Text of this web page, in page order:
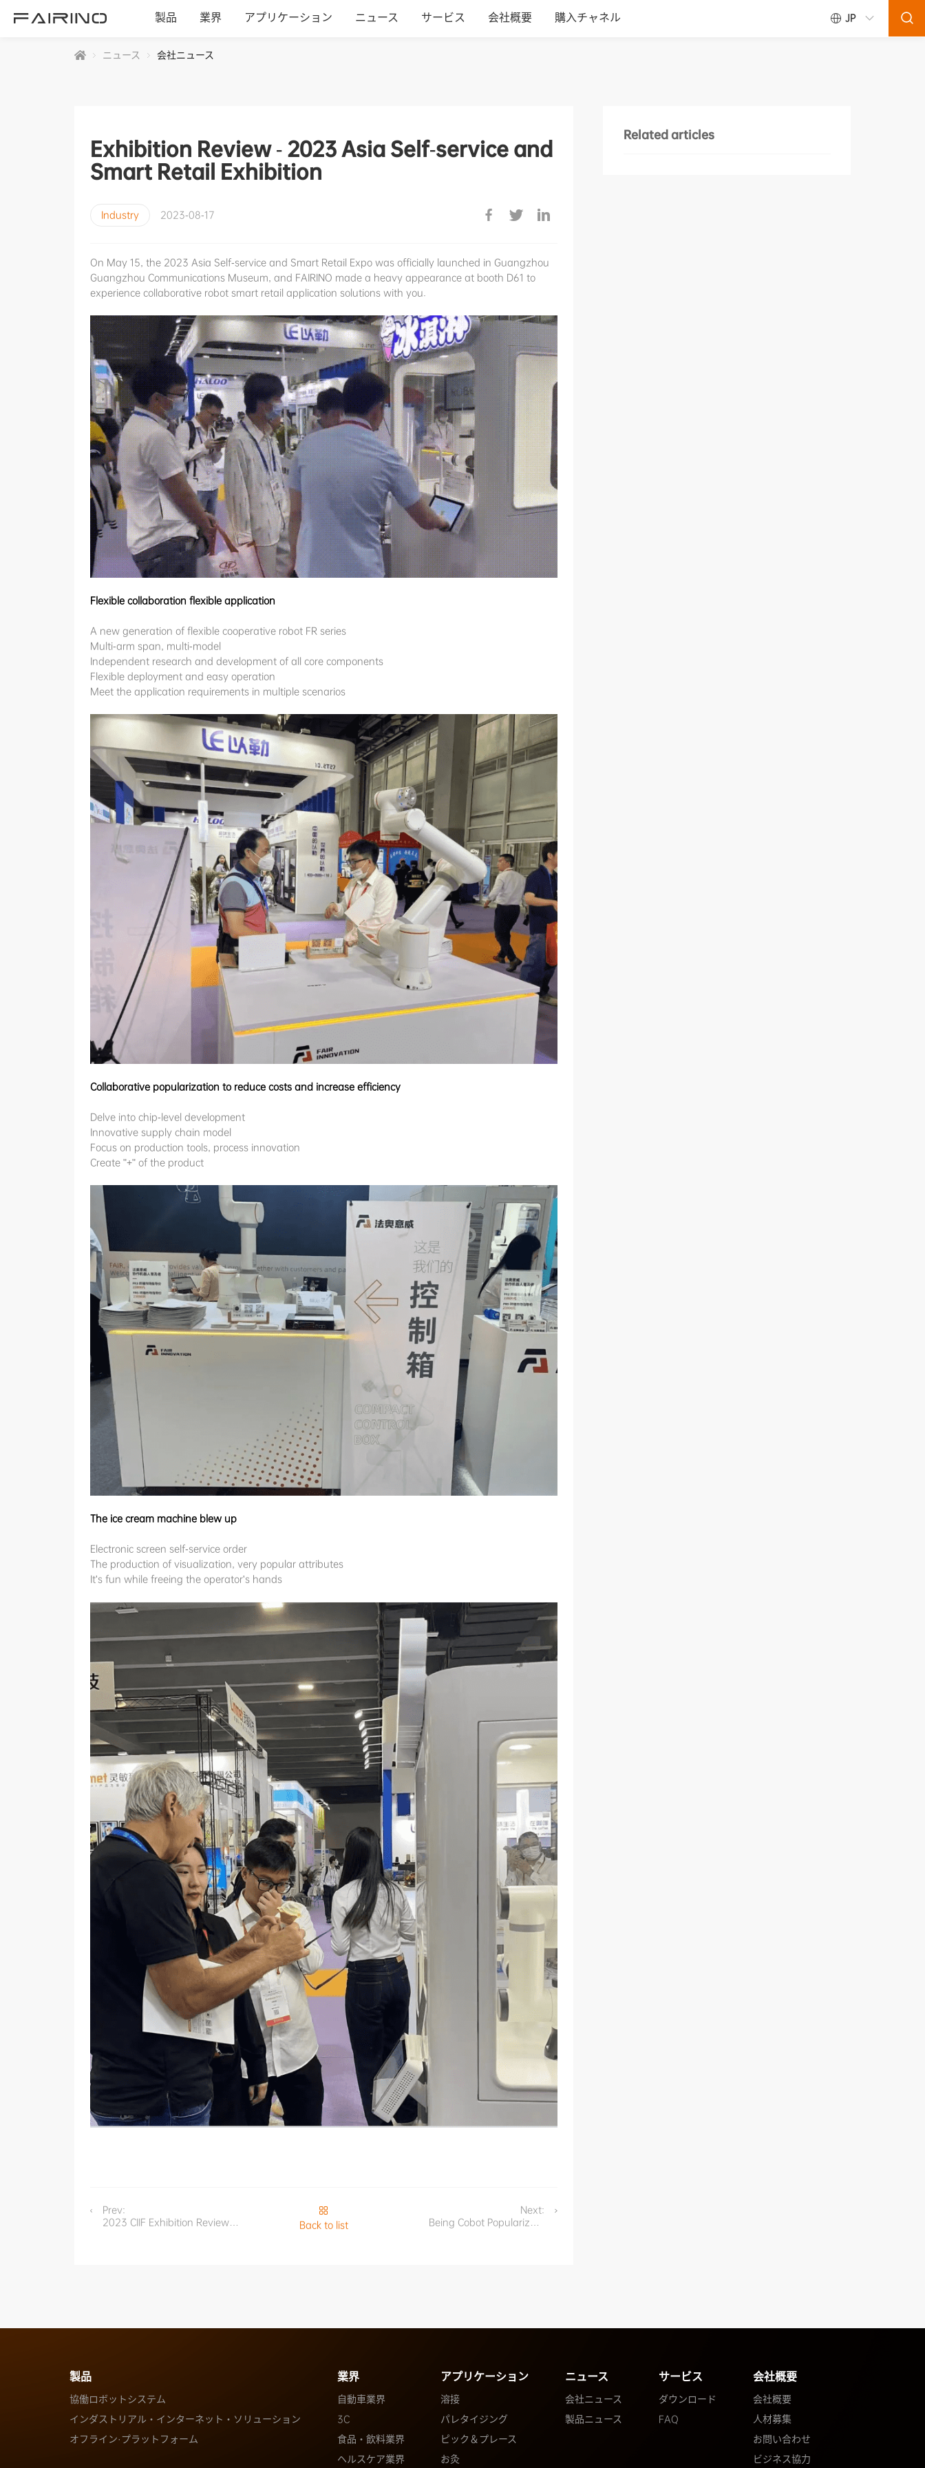
製品 業界 アプリケーション ニュース サービス 会社概要 購入チャネル JP
ニュース 会社ニュース
Exhibition Review - 2023 Asia Self-service and
Smart Retail Exhibition
Industry 2023-08-17
On May 15, the 2023 Asia Self-service and Smart Retail Expo was officially launched in Guangzhou
Guangzhou Communications Museum, and FAIRINO made a heavy appearance at booth D61 to
experience collaborative robot smart retail application solutions with you.
Flexible collaboration flexible application
A new generation of flexible cooperative robot FR series
Multi-arm span, multi-model
Independent research and development of all core components
Flexible deployment and easy operation
Meet the application requirements in multiple scenarios
Collaborative popularization to reduce costs and increase efficiency
Delve into chip-level development
Innovative supply chain model
Focus on production tools, process innovation
Create "+" of the product
The ice cream machine blew up
Electronic screen self-service order
The production of visualization, very popular attributes
It's fun while freeing the operator's hands
Prev:
2023 CIIF Exhibition Review |
Back to list
Next:
Being Cobot Popularizer |
Related articles
製品
協働ロボットシステム
インダストリアル・インターネット・ソリューション
オフライン·プラットフォーム
業界
自動車業界
3C
食品・飲料業界
ヘルスケア業界
アプリケーション
溶接
パレタイジング
ピック＆プレース
お灸
ニュース
会社ニュース
製品ニュース
サービス
ダウンロード
FAQ
会社概要
会社概要
人材募集
お問い合わせ
ビジネス協力